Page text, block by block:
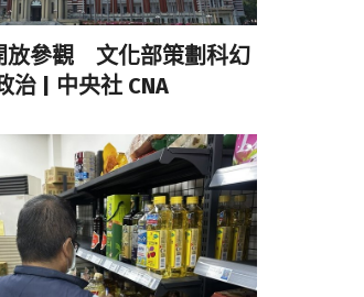
放參觀 文化部策劃科幻
治 | 中央社 CNA